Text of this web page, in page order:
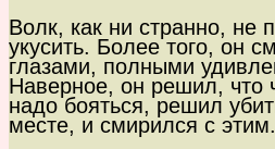
Волк, как ни странно, не
укусить. Более того, он
глазами, полными
Наверное, он решил, что
надо бояться, решил
месте, и смирился с этим.